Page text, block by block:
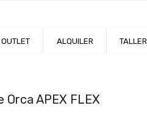
OUTLET ALQUILER TALLER
Orca APEX FLEX